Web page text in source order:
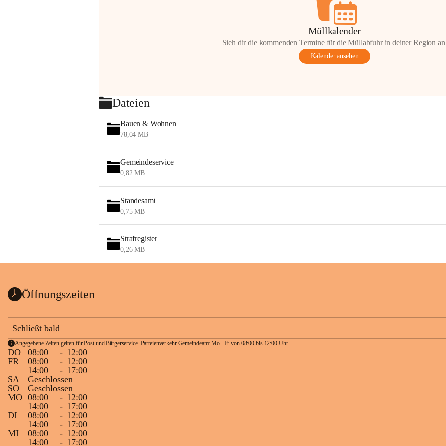
Müllkalender
Sieh dir die kommenden Termine für die Müllabfuhr in deiner Region
Kalender ansehen
Dateien
Bauen & Wohnen
78,04 MB
Gemeindeservice
0,82 MB
Standesamt
0,75 MB
Strafregister
0,26 MB
Öffnungszeiten
Schließt bald
Angegebene Zeiten gelten für Post und Bürgerservice. Parteienverkehr Gemeindeamt Mo - Fr von 08:00 bis 12:00 Uhr.
DO 08:00 - 12:00
FR
08:00 - 12:00
14:00
- 17:00
SA
Geschlossen
SO
Geschlossen
MO 08:00 - 12:00
14:00
- 17:00
DI
08:00 - 12:00
14:00
- 17:00
MI
08:00 - 12:00
14:00
- 17:00